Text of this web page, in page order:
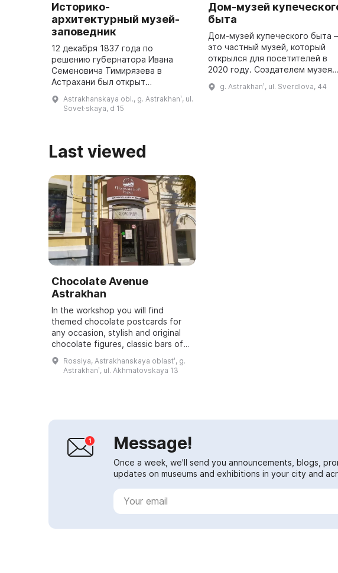
Историко-
архитектурный музей-
заповедник
12 декабря 1837 года по
решению губернатора Ивана
Семеновича Тимирязева в
Астрахани был открыт
году он был закрыт из-за
нехватки средств для его
Astrakhanskaya obl., g. Astrakhanʹ, ul.
Sovet·skaya, d 15
Дом-музей
быта
Дом-музей купеческого быта –
это частный музей, который
открылся для посетителей в
2020 году. Создателем музея
который увлекается
g. Astrakhanʹ, ul. Sverdlova, 44
Last viewed
Chocolate Avenue
Astrakhan
In the workshop you will find
themed chocolate postcards for
any occasion, stylish and original
chocolate figures, classic bars of
dark, milk, bitter and white
chocolate, and exotic orange or
Rossiya, Astrakhanskaya oblastʹ, g.
Astrakhanʹ, ul. Akhmatovskaya 13
Message!
Once a week, we'll send you announcements, blogs,
updates on museums and exhibitions in your city and